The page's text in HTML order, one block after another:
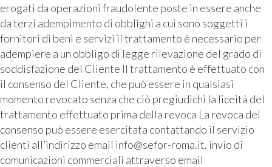
erogati da operazioni fraudolente poste in essere anche
da terzi adempimento di obblighi a cui sono soggetti i
fornitori di beni e servizi il trattamento è necessario per
adempiere a un obbligo di legge rilevazione del grado di
soddisfazione del Cliente Il trattamento è effettuato con
il consenso del Cliente, che può essere in qualsiasi
momento revocato senza che ciò pregiudichi la liceità del
trattamento effettuato prima della revoca La revoca del
consenso può essere esercitata contattando il servizio
clienti all’indirizzo email info@sefor-roma.it. invio di
comunicazioni commerciali attraverso email